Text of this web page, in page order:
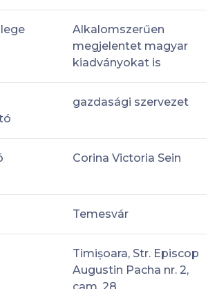
Alkalomszerűen
megjelentet magyar
kiadványokat is
gazdasági szervezet
Corina Victoria Sein
Temesvár
Timișoara, Str. Episcop
Augustin Pacha nr. 2,